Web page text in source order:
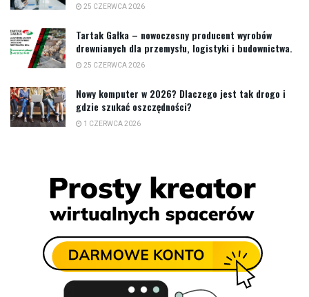
25 CZERWCA 2026
Tartak Gałka – nowoczesny producent wyrobów
drewnianych dla przemysłu, logistyki i budownictwa.
25 CZERWCA 2026
Nowy komputer w 2026? Dlaczego jest tak drogo i
gdzie szukać oszczędności?
1 CZERWCA 2026